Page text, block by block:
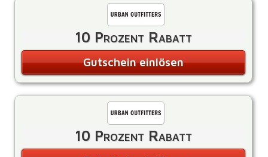
10 Prozent Rabatt
Gutschein einlösen
10 Prozent Rabatt